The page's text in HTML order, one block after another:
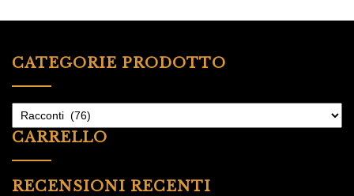
CATEGORIE PRODOTTO
CARRELLO
RECENSIONI RECENTI